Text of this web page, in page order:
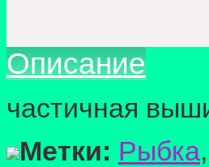
Описание
частичная
Метки: Рыбка,